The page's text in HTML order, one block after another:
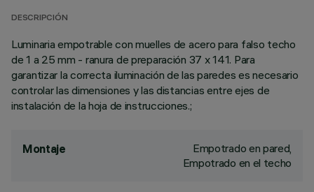
DESCRIPCIÓN
Luminaria empotrable con muelles de acero para falso techo
de 1 a 25 mm - ranura de preparación 37 x 141. Para
garantizar la correcta iluminación de las paredes es necesario
controlar las dimensiones y las distancias entre ejes de
instalación de la hoja de instrucciones.;
Montaje
Empotrado en pared,
Empotrado en el techo